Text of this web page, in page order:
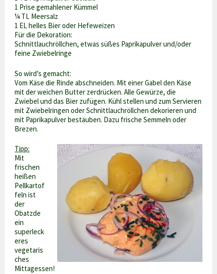
1 Prise gemahlener Kümmel
¼ TL Meersalz
1 EL helles Bier oder Hefeweizen
Für die Dekoration:
Schnittlauchröllchen, etwas süßes Paprikapulver und/oder
feine Zwiebelringe
So wird’s gemacht:
Vom Käse die Rinde abschneiden. Mit einer Gabel den Käse
mit der weichen Butter zerdrücken. Alle Gewürze, die
Zwiebel und das Bier zufügen. Kühl stellen und zum Servieren
mit Zwiebelringen oder Schnittlauchröllchen dekorieren und
mit Paprikapulver bestäuben. Dazu frische Semmeln oder
Brezen.
Tipp:
Mit
frischen
heißen
Pellkartof
feln ist
der
Obatzde
ein
superleck
eres
vegetaris
ches
Mittagessen!